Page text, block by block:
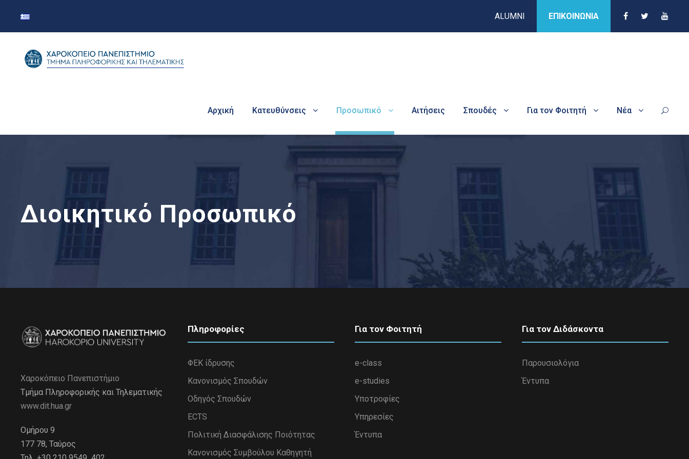
ALUMNI ΕΠΙΚΟΙΝΩΝΙΑ
Αρχική Κατευθύνσεις Προσωπικό Αιτήσεις Σπουδές Για τον Φοιτητή Νέα
Διοικητικό Προσωπικό
Χαροκόπειο Πανεπιστήμιο
Τμήμα Πληροφορικής και Τηλεματικής
www.dit.hua.gr
Ομήρου 9
177 78, Ταύρος
Πληροφορίες
ΦΕΚ ίδρυσης
Κανονισμός Σπουδών
Οδηγός Σπουδών
ECTS
Πολιτική Διασφάλισης Ποιότητας
Κανονισμός Συμβούλου Καθηγητή
Για τον Φοιτητή
e-class
e-studies
Υποτροφίες
Υπηρεσίες
Έντυπα
Για τον Διδάσκοντα
Παρουσιολόγια
Έντυπα